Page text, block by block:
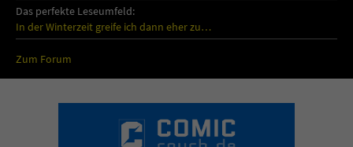
Das perfekte Leseumfeld:
In der Winterzeit greife ich dann eher zu…
Zum Forum